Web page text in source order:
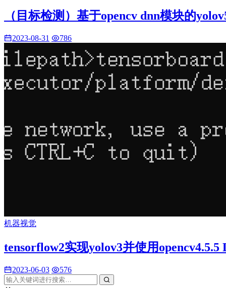
（目标检测）基于opencv dnn模块的
2023-08-31 786
机器视觉
tensorflow2实现yolov3并使用opencv4.5.5
2023-06-03 576